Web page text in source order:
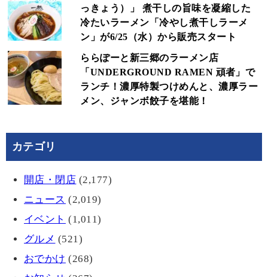
っきょう）」 煮干しの旨味を凝縮した
冷たいラーメン「冷やし煮干しラーメ
ン」が6/25（水）から販売スタート
ららぽーと新三郷のラーメン店
「UNDERGROUND RAMEN 頑者」で
ランチ！濃厚特製つけめんと、濃厚ラー
メン、ジャンボ餃子を堪能！
カテゴリ
開店・閉店 (2,177)
ニュース (2,019)
イベント (1,011)
グルメ (521)
おでかけ (268)